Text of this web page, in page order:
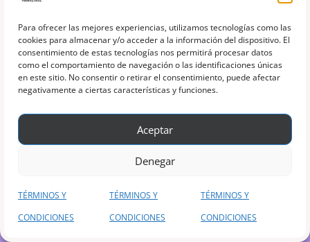
Para ofrecer las mejores experiencias, utilizamos tecnologías como las
cookies para almacenar y/o acceder a la información del dispositivo. El
consentimiento de estas tecnologías nos permitirá procesar datos
como el comportamiento de navegación o las identificaciones únicas
en este sitio. No consentir o retirar el consentimiento, puede afectar
negativamente a ciertas características y funciones.
Aceptar
Denegar
TÉRMINOS Y
CONDICIONES
TÉRMINOS Y
CONDICIONES
TÉRMINOS Y
CONDICIONES
pronto!